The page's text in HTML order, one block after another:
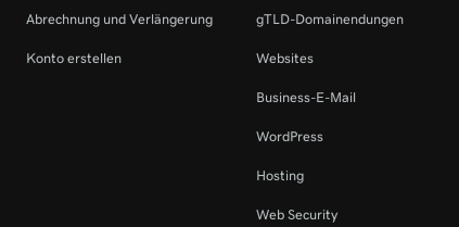
Abrechnung und Verlängerung
Konto erstellen
gTLD-Domainendungen
Websites
Business-E-Mail
WordPress
Hosting
Web Security